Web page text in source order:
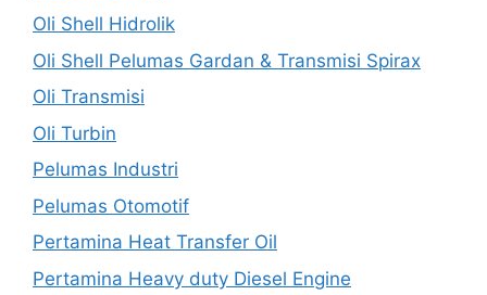
Oli Shell Hidrolik
Oli Shell Pelumas Gardan & Transmisi Spirax
Oli Transmisi
Oli Turbin
Pelumas Industri
Pelumas Otomotif
Pertamina Heat Transfer Oil
Pertamina Heavy duty Diesel Engine